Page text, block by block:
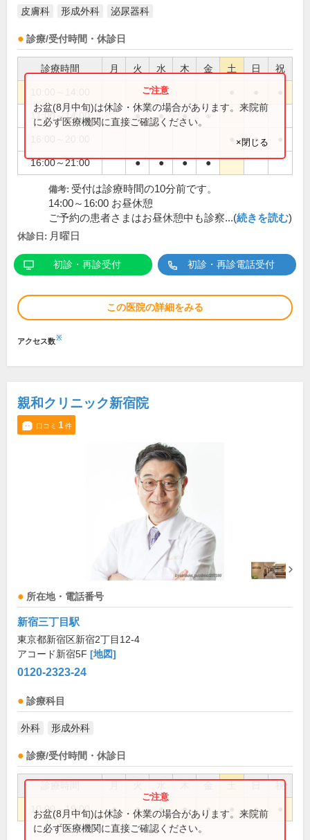
皮膚科 形成外科 泌尿器科
診療/受付時間・休診日
診療時間 月 火 水 木 金 土 日 祝
11:00～14:00 ● ● ● ●
●
16:00～21:00 ● ● ● ●
お盆(8月中旬)は休診・休業の場合があります。来院前
に必ず医療機関に直接ご確認ください。
×閉じる
備考: 受付は診療時間の10分前です。
14:00～16:00 お昼休憩
ご予約の患者さまはお昼休憩中も診察...(続きを読む)
休診日: 月曜日
初診・再診受付 初診・再診電話受付
この医院の詳細をみる
アクセス数※
親和クリニック新宿院
口コミ 1件
所在地・電話番号
新宿三丁目駅
東京都新宿区新宿2丁目12-4
アコード新宿5F [地図]
0120-2323-24
診療科目
外科 形成外科
診療/受付時間・休診日
祝
10:00～19:00 ● ● ● ● ● ●
お盆(8月中旬)は休診・休業の場合があります。来院前
に必ず医療機関に直接ご確認ください。